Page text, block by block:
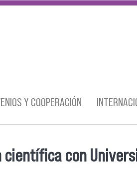
Y COOPERACIÓN
con